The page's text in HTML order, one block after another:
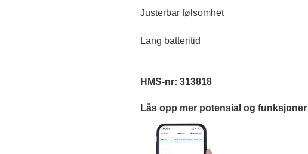
Justerbar følsomhet
Lang batteritid
HMS-nr:313818
Lås opp mer potensial og